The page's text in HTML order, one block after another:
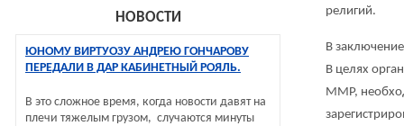
НОВОСТИ
ЮНОМУ ВИРТУОЗУ АНДРЕЮ ГОНЧАРОВУ
ПЕРЕДАЛИ В ДАР КАБИНЕТНЫЙ РОЯЛЬ.
В это сложное время, когда новости давят на
плечи тяжелым грузом, случаются минуты
религий.
В
В целях
ММР,